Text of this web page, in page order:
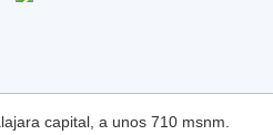
capital, a unos 710 msnm.